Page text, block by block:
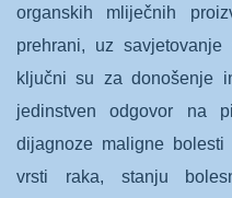
organskih mliječnih
prehrani, uz
ključni su za donošenje
jedinstven odgovor na
dijagnoze maligne
vrsti raka, stanju